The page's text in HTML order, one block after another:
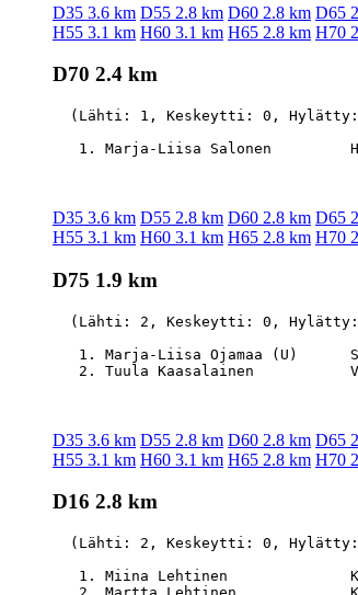
D35 3.6 km D55 2.8 km D60 2.8 km D65
H55 3.1 km H60 3.1 km H65 2.8 km H70
D70 2.4 km
(Lähti: 1, Keskeytti: 0,
D35 3.6 km D55 2.8 km D60 2.8 km D65
H55 3.1 km H60 3.1 km H65 2.8 km H70
D75 1.9 km
(Lähti: 2, Keskeytti: 0,
1. Marja-Liisa Ojamaa (U)
D35 3.6 km D55 2.8 km D60 2.8 km D65
H55 3.1 km H60 3.1 km H65 2.8 km H70
D16 2.8 km
(Lähti: 2, Keskeytti: 0,
1. Miina Lehtinen